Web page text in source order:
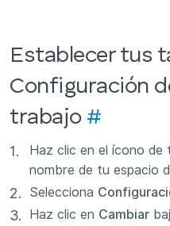
Establecer tus
Configuración
trabajo #
Haz clic en el ícono de
nombre de tu espacio
Selecciona
Haz clic en Cambiar